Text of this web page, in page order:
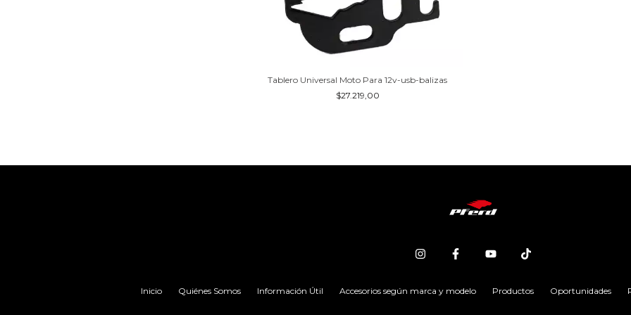
Tablero Universal Moto Para 12v-usb-balizas
$27.219,00
Inicio Quiénes Somos Información Útil Accesorios según marca y modelo Productos Oportunidades